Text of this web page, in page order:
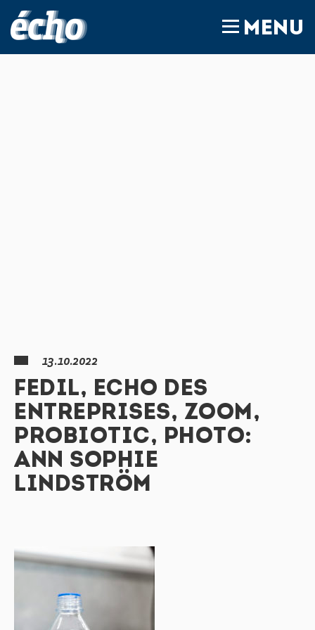
MENU
13.10.2022
FEDIL, ECHO DES
ENTREPRISES, ZOOM,
PROBIOTIC, PHOTO:
ANN SOPHIE
LINDSTRÖM